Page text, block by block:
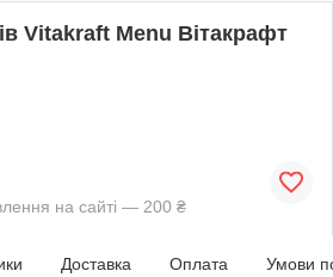
Vitakraft Menu Вітакрафт
на сайті — 200 ₴
Доставка Оплата Умови